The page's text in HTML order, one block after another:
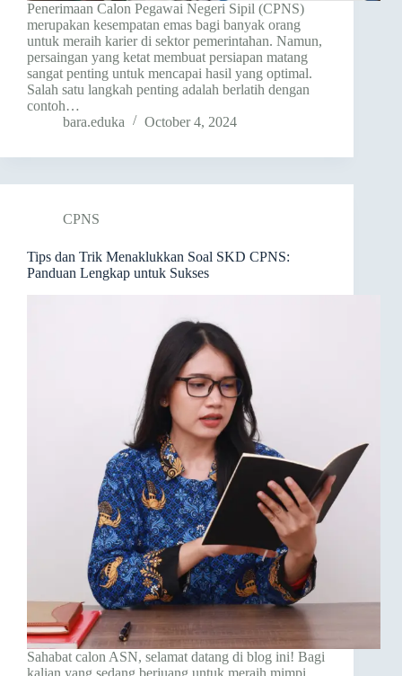
Penerimaan Calon Pegawai Negeri Sipil (CPNS)
merupakan kesempatan emas bagi banyak orang
untuk meraih karier di sektor pemerintahan. Namun,
persaingan yang ketat membuat persiapan matang
sangat penting untuk mencapai hasil yang optimal.
Salah satu langkah penting adalah berlatih dengan
contoh…
bara.eduka
October 4, 2024
CPNS
Tips dan Trik Menaklukkan Soal SKD CPNS:
Panduan Lengkap untuk Sukses
Sahabat calon ASN, selamat datang di blog ini! Bagi
kalian yang sedang berjuang untuk meraih mimpi